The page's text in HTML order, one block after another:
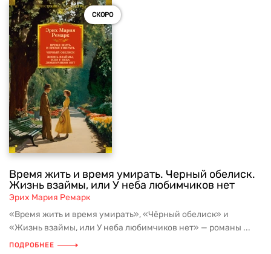
СКОРО
Время жить и время умирать. Черный обелиск.
Жизнь взаймы, или У неба любимчиков нет
Эрих Мария Ремарк
«Время жить и время умирать», «Чёрный обелиск» и
«Жизнь взаймы, или У неба любимчиков нет» — романы ...
ПОДРОБНЕЕ